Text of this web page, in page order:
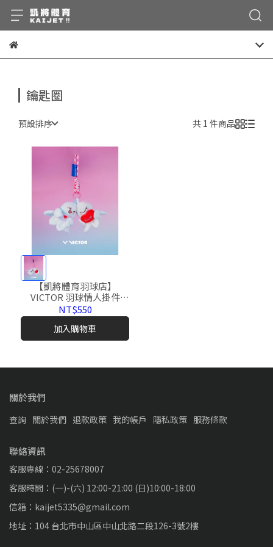
鑰匙圈
預設排序 共 1 件商品
【凱將體育羽球店】
VICTOR 羽球情人掛件
PG6036 羽球造型 吊飾 磁
吸 羽球 可愛 情侶 勝利
NT$550
加入購物車
關於我們
查詢 關於我們 退款政策 我的帳戶 隱私政策 服務條款
聯絡資訊
客服專線：02-25678007
客服時間：(一)-(六) 12:00-21:00 (日)10:00-18:00
信箱：kaijet5335@gmail.com
地址：104 台北市中山區中山北路二段126-3號2樓